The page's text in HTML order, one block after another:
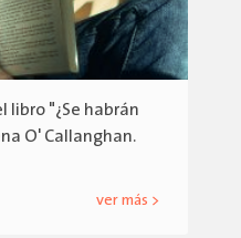
libro "¿Se habrán
O' Callanghan.
ver más >